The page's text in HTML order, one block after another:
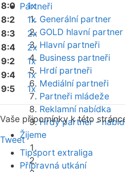
Partneři
Generální partner
GOLD hlavní partner
Hlavní partneři
Business partneři
Hrdí partneři
Mediální partneři
Partneři mládeže
Reklamní nabídka
Hrdý partner -
Žijeme
8:0
1x
8:2
1x
8:3
2x
8:4
2x
9:2
1x
9:4
1x
9:5
1x
Vaše připomínky k této
Tweet
Tipsport extraliga
Přípravná utkání